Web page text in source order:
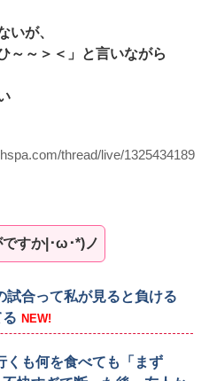
いが、
～～＞＜」と言いながら
thread/live/1325434189
すか|･ω･*)ノ
試合って私が見ると負ける
NEW!
くも何を食べても「まず